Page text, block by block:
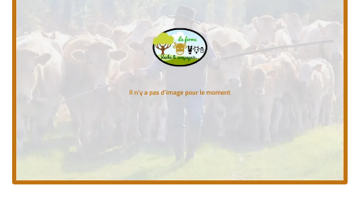
Une
Inscription